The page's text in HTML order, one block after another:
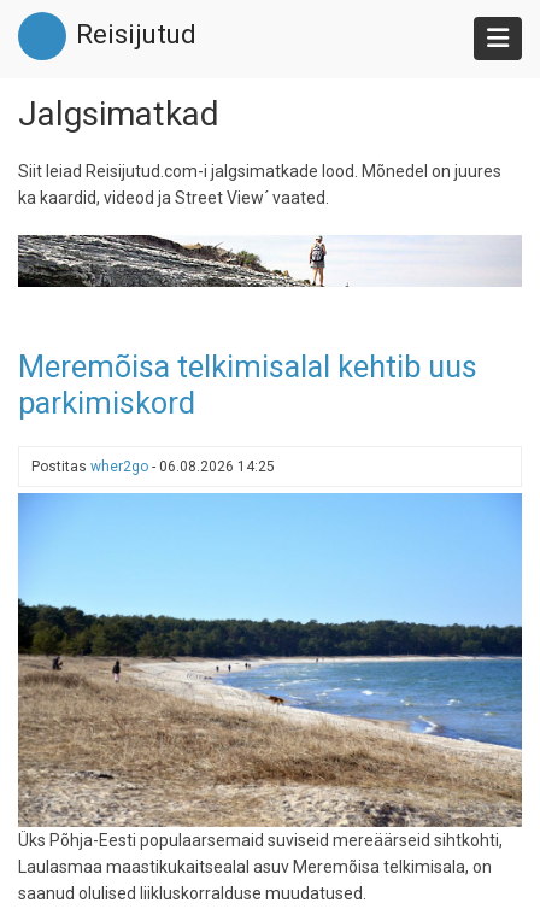
Liigu
edasi
põhisisu
Reisijutud
Jalgsimatkad
Siit leiad Reisijutud.com-i jalgsimatkade lood. Mõnedel on juures
ka kaardid, videod ja Street View´ vaated.
Meremõisa telkimisalal kehtib uus
parkimiskord
Postitas wher2go - 06.08.2026 14:25
Üks Põhja-Eesti populaarsemaid suviseid mereäärseid sihtkohti,
Laulasmaa maastikukaitsealal asuv Meremõisa telkimisala, on
saanud olulised liikluskorralduse muudatused.